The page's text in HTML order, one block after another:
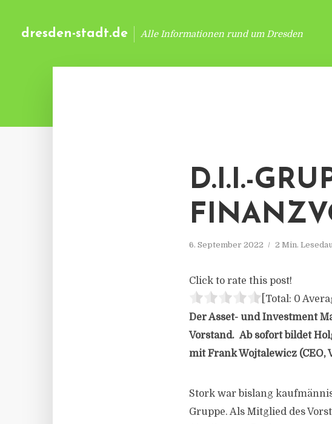
dresden-stadt.de Alle Informationen rund um Dresden
D.I.I.-
6. September 2022 2 Min.
Click to rate this post!
[Total: 0
Der Asset- und Investment
Vorstand. Ab sofort bildet
mit Frank Wojtalewicz
Stork war bislang
Gruppe. Als Mitglied des